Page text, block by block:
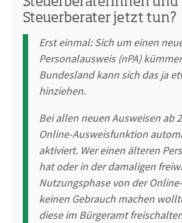
Steuerberater jetzt tun?
Erst einmal: Sich um einen
Personalausweis (nPA)
Bundesland kann sich das ja
hinziehen.
Bei allen neuen Ausweisen ab
Online-Ausweisfunktion
aktiviert. Wer einen älteren
hat oder in der damaligen
Nutzungsphase von der
keinen Gebrauch machen
diese im Bürgeramt